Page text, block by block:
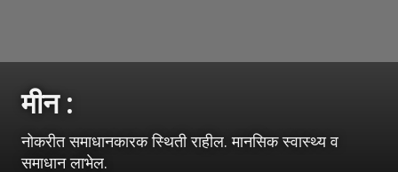
मीन :
नोकरीत समाधानकारक स्थिती राहील. मानसिक स्वास्थ्य व
समाधान लाभेल.